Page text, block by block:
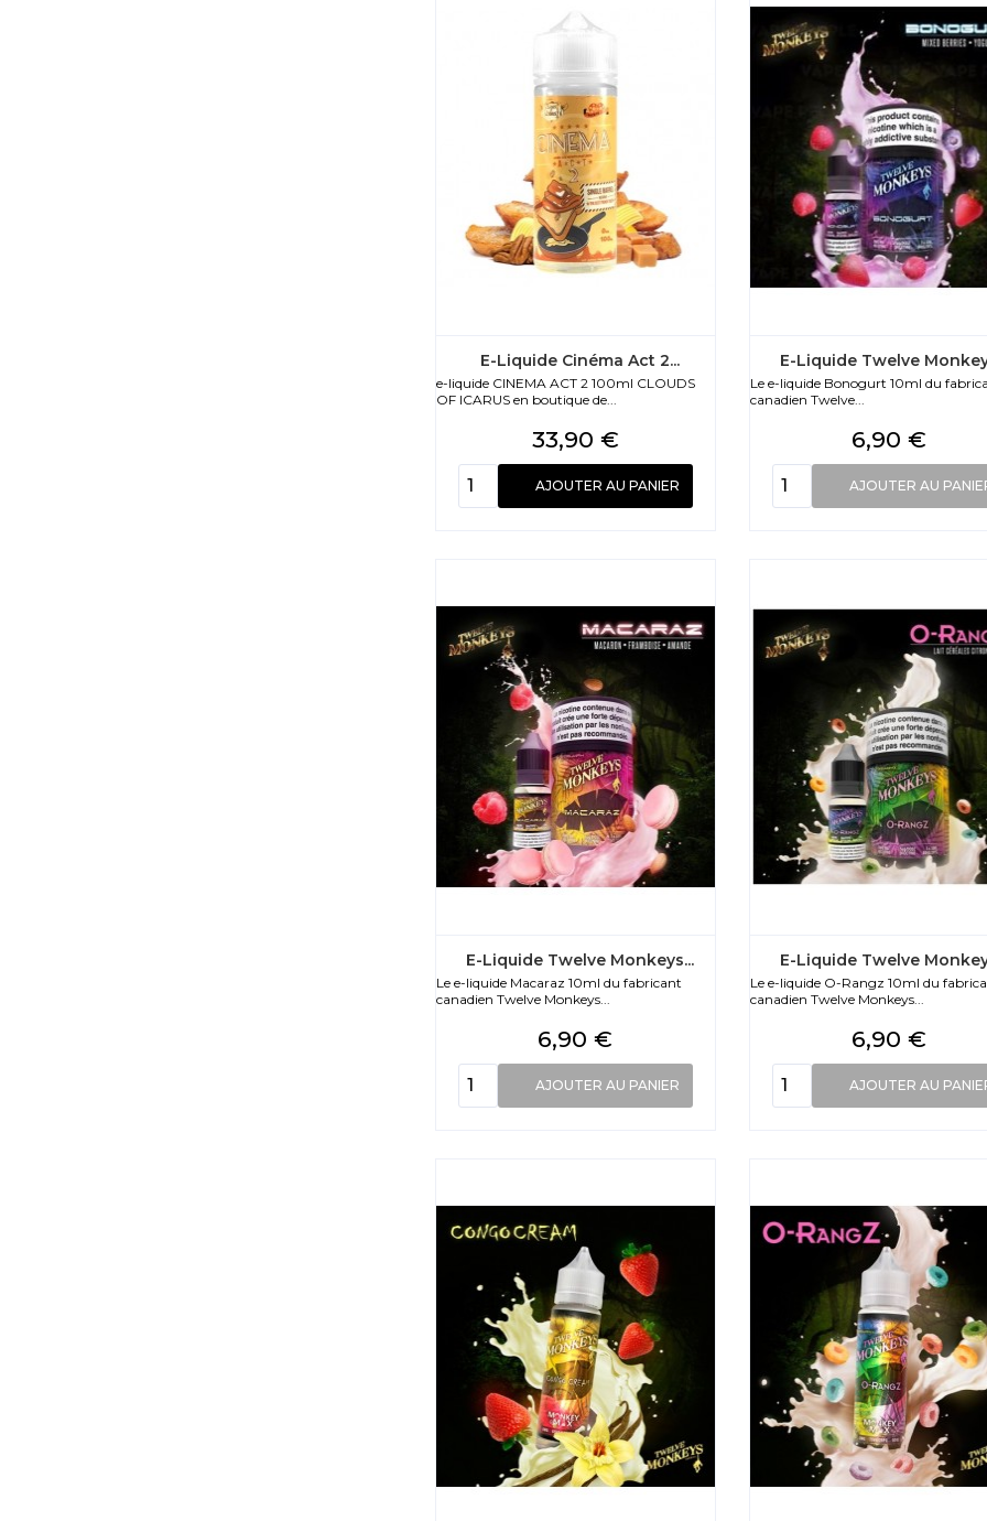
E-Liquide Cinéma Act 2...
e-liquide CINEMA ACT 2 100ml CLOUDS
OF ICARUS en boutique de...
Prix
33,90 €
AJOUTER AU PANIER
E-Liquide Twelve
Le e-liquide Bonogurt 10ml du
canadien Twelve...
Prix
6,90 €
AJOUTER AU
E-Liquide Twelve Monkeys...
Le e-liquide Macaraz 10ml du fabricant
canadien Twelve Monkeys...
Prix
6,90 €
AJOUTER AU PANIER
E-Liquide Twelve
Le e-liquide O-Rangz 10ml du
canadien Twelve Monkeys...
Prix
6,90 €
AJOUTER AU